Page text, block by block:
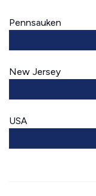
Pennsauken
New Jersey
USA